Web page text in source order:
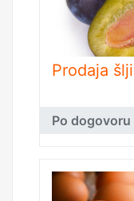
Prodaja
Po dogovoru